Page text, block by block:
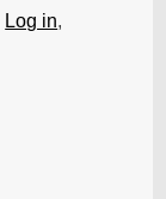
Log in,